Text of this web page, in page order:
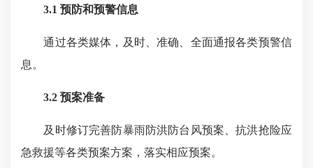
3.1 预防和预警信息
通过各类媒体，及时、准确、全面通报各类预警信
息。
3.2 预案准备
及时修订完善防暴雨防洪防台风预案、抗洪抢险应
急救援等各类预案方案，落实相应预案。